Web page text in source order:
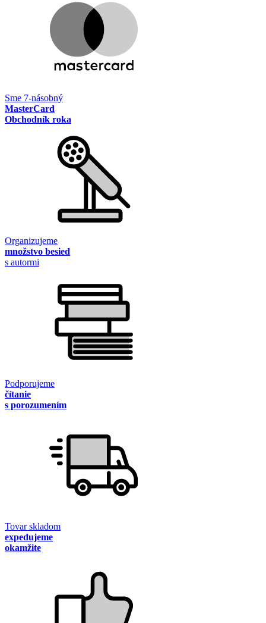
Sme 7-násobný
MasterCard
Obchodník roka
Organizujeme
množstvo besied
s autormi
Podporujeme
čítanie
s porozumením
Tovar skladom
expedujeme
okamžite